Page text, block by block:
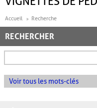
Accueil Recherche
RECHERCHER
Voir tous les mots-clés